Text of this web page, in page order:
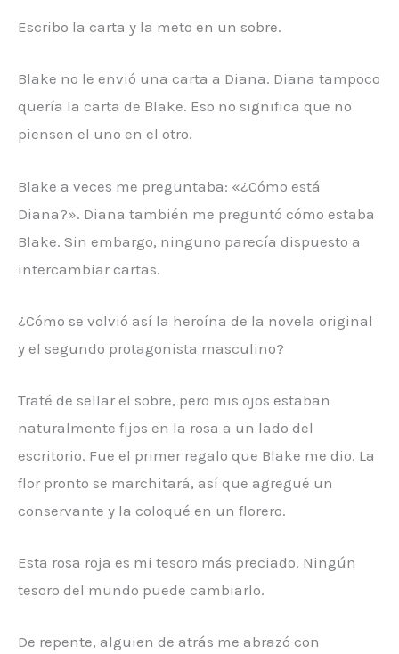
Escribo la carta y la meto en un sobre.
Blake no le envió una carta a Diana. Diana tampoco
quería la carta de Blake. Eso no significa que no
piensen el uno en el otro.
Blake a veces me preguntaba: «¿Cómo está
Diana?». Diana también me preguntó cómo estaba
Blake. Sin embargo, ninguno parecía dispuesto a
intercambiar cartas.
¿Cómo se volvió así la heroína de la novela original
y el segundo protagonista masculino?
Traté de sellar el sobre, pero mis ojos estaban
naturalmente fijos en la rosa a un lado del
escritorio. Fue el primer regalo que Blake me dio. La
flor pronto se marchitará, así que agregué un
conservante y la coloqué en un florero.
Esta rosa roja es mi tesoro más preciado. Ningún
tesoro del mundo puede cambiarlo.
De repente, alguien de atrás me abrazó con